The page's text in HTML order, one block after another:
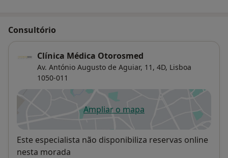
Consultório
Clínica Médica Otorosmed
Av. António Augusto de Aguiar, 11, 4D, Lisboa
1050-011
Ampliar o mapaabre num novo separador
Disponibilidade
Este especialista não disponibiliza reservas online
nesta morada